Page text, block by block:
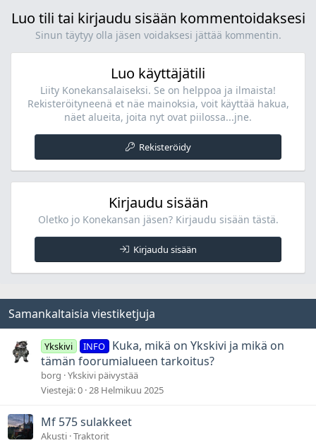
Luo tili tai kirjaudu sisään kommentoidaksesi
Sinun täytyy olla jäsen voidaksesi jättää kommentin.
Luo käyttäjätili
Liity Konekansalaiseksi. Se on helppoa ja ilmaista!
Rekisteröityneenä et näe mainoksia, voit käyttää hakua,
näet alueita, joita nyt ovat piilossa...jne.
Rekisteröidy
Kirjaudu sisään
Oletko jo Konekansan jäsen? Kirjaudu sisään tästä.
Kirjaudu sisään
Samankaltaisia viestiketjuja
Ykskivi INFO
Kuka, mikä on Ykskivi ja mikä on
tämän foorumialueen tarkoitus?
borg Ykskivi päivystää
Viestejä 0 28 Helmikuu 2025
Mf 575 sulakkeet
Akusti Traktorit